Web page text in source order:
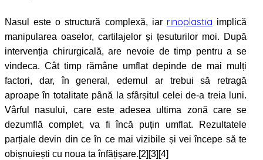
Nasul este o structură complexă, iar rinoplastia implică
manipularea oaselor, cartilajelor și țesuturilor moi. După
intervenția chirurgicală, are nevoie de timp pentru a se
vindeca. Cât timp rămâne umflat depinde de mai mulți
factori, dar, în general, edemul ar trebui să retragă
aproape în totalitate până la sfârșitul celei de-a treia luni.
Vârful nasului, care este adesea ultima zonă care se
dezumflă complet, va fi încă puțin umflat. Rezultatele
parțiale devin din ce în ce mai vizibile și vei începe să te
obișnuiești cu noua ta înfățișare.[2][3][4]